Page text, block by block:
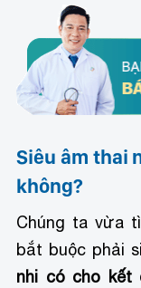
Siêu âm thai
không?
Chúng ta vừa
bắt buộc phải
nhi có cho kết